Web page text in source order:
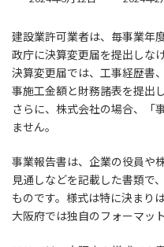
新
日
時
:
建設業許可業者は、毎事業年
政庁に決算変更届を提出しな
決算変更届では、工事経歴書
事施工金額と財務諸表を提出
さらに、株式会社の場合、「
ません。
事業報告書は、企業の役員や
見通しなどを記載した書類で
ものです。様式は特に決まり
大阪府では独自のフォーマッ